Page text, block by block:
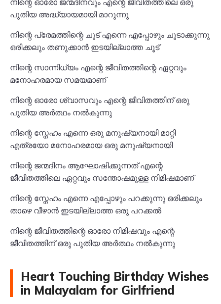
നിന്റെ ഓരോ ജന്മദിനവും എന്റെ ജീവിതത്തിലെ ഒരു
പുതിയ അദ്ധ്യായമായി മാറുന്നു
നിന്റെ പ്രേമത്തിന്റെ ചൂട് എന്നെ എപ്പോഴും ചൂടാക്കുന്നു
ഒരിക്കലും തണുക്കാൻ ഇടയില്ലാത്ത ചൂട്
നിന്റെ സാന്നിധ്യം എന്റെ ജീവിതത്തിന്റെ ഏറ്റവും
മനോഹരമായ സമയമാണ്
നിന്റെ ഓരോ ശ്വാസവും എന്റെ ജീവിതത്തിന് ഒരു
പുതിയ അർത്ഥം നൽകുന്നു
നിന്റെ സ്നേഹം എന്നെ ഒരു മനുഷ്യനായി മാറ്റി
എത്രയോ മനോഹരമായ ഒരു മനുഷ്യനായി
നിന്റെ ജന്മദിനം ആഘോഷിക്കുന്നത് എന്റെ
ജീവിതത്തിലെ ഏറ്റവും സന്തോഷമുള്ള നിമിഷമാണ്
നിന്റെ സ്നേഹം എന്നെ എപ്പോഴും പറക്കുന്നു ഒരിക്കലും
താഴെ വീഴാൻ ഇടയില്ലാത്ത ഒരു പറക്കൽ
നിന്റെ ജീവിതത്തിന്റെ ഓരോ നിമിഷവും എന്റെ
ജീവിതത്തിന് ഒരു പുതിയ അർത്ഥം നൽകുന്നു
Heart Touching Birthday Wishes
in Malayalam for Girlfriend